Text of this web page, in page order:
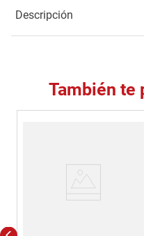
Descripción
También te